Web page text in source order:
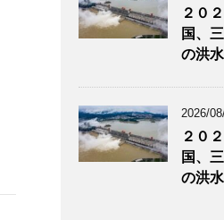
２０
国、
の洪水
2026/
２０
国、
の洪水